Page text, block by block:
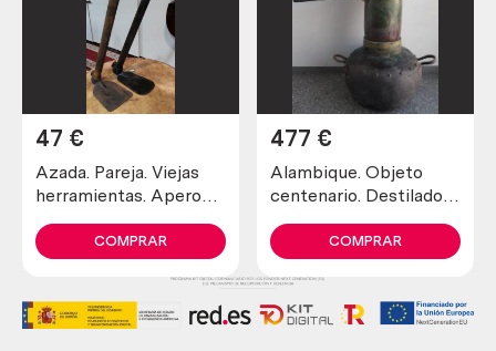
Azada. Pareja. Viejas
herramientas. Aperos
47 €
COMPRAR
Alambique. Objeto
centenario. Destilador
cobre. 80 litros.
477 €
COMPRAR